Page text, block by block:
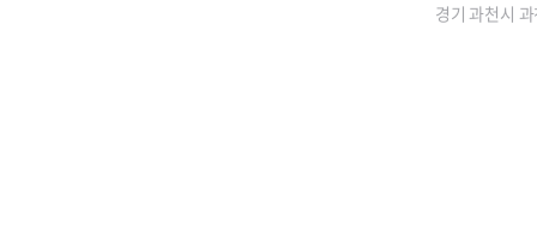
경기 과천시